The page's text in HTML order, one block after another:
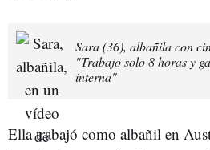
Sara (36), albañila con
"Trabajo solo 8 horas y
interna"
Ella trabajó como albañil en